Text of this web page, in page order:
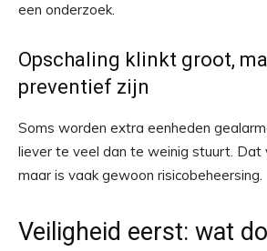
een onderzoek.
Opschaling klinkt groot,
preventief zijn
Soms worden extra eenheden
liever te veel dan te weinig stuurt. Dat
maar is vaak gewoon risicobeheersing.
Veiligheid eerst: wat